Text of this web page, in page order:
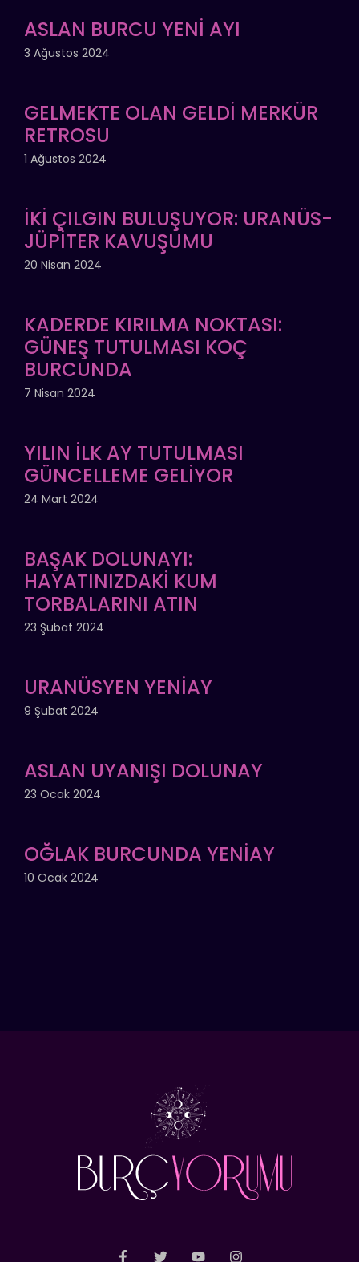
ASLAN BURCU YENİ AYI
3 Ağustos 2024
GELMEKTE OLAN GELDİ MERKÜR
RETROSU
1 Ağustos 2024
İKİ ÇILGIN BULUŞUYOR: URANÜS-
JÜPİTER KAVUŞUMU
20 Nisan 2024
KADERDE KIRILMA NOKTASI:
GÜNEŞ TUTULMASI KOÇ
BURCUNDA
7 Nisan 2024
YILIN İLK AY TUTULMASI
GÜNCELLEME GELİYOR
24 Mart 2024
BAŞAK DOLUNAYI:
HAYATINIZDAKİ KUM
TORBALARINI ATIN
23 Şubat 2024
URANÜSYEN YENİAY
9 Şubat 2024
ASLAN UYANIŞI DOLUNAY
23 Ocak 2024
OĞLAK BURCUNDA YENİAY
10 Ocak 2024